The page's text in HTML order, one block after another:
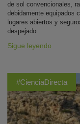
de sol convencionales,
debidamente equipados
lugares abiertos y
despejado.
Sigue leyendo
#CienciaDirecta